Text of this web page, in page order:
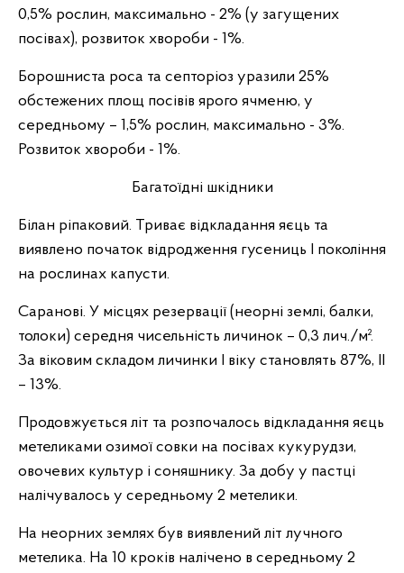
0,5% рослин, максимально - 2% (у загущених
посівах), розвиток хвороби - 1%.
Борошниста роса та септоріоз уразили 25%
обстежених площ посівів ярого ячменю, у
середньому – 1,5% рослин, максимально - 3%.
Розвиток хвороби - 1%.
Багатоїдні шкідники
Білан ріпаковий. Триває відкладання яєць та
виявлено початок відродження гусениць І покоління
на рослинах капусти.
Саранові. У місцях резервації (неорні землі, балки,
толоки) середня чисельність личинок – 0,3 лич./м².
За віковим складом личинки І віку становлять 87%, ІІ
– 13%.
Продовжується літ та розпочалось відкладання яєць
метеликами озимої совки на посівах кукурудзи,
овочевих культур і соняшнику. За добу у пастці
налічувалось у середньому 2 метелики.
На неорних землях був виявлений літ лучного
метелика. На 10 кроків налічено в середньому 2